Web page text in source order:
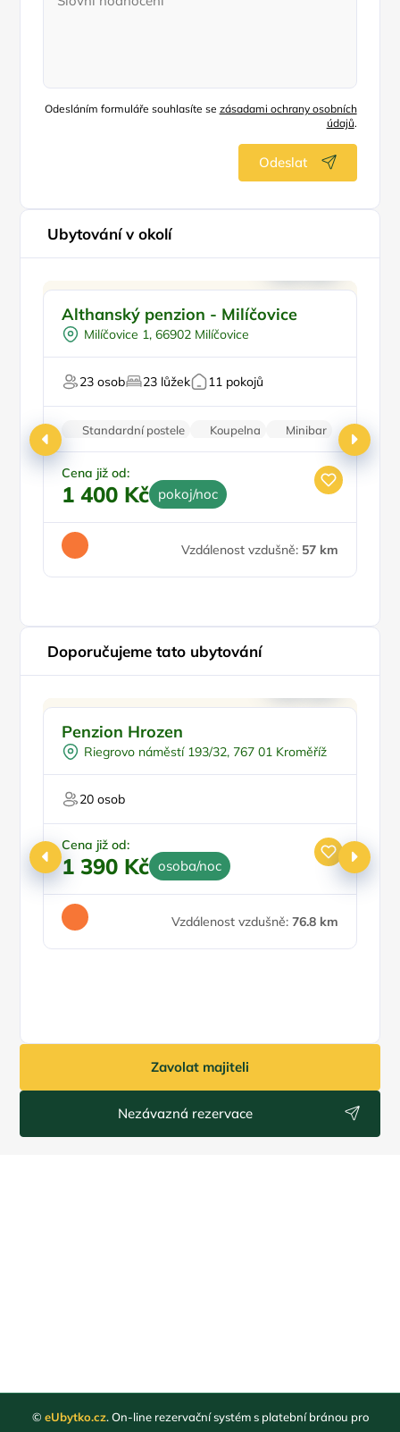
Odesláním formuláře souhlasíte se zásadami ochrany osobních
údajů.
Odeslat
Ubytování v okolí
Snídaně
Pro turisty
Althanský penzion - Milíčovice
Milíčovice 1, 66902 Milíčovice
23 osob 23 lůžek 11 pokojů
Standardní postele Koupelna
Minibar
Parkování zdarma
Cena již od:
1 400 Kč pokoj/noc
Vzdálenost vzdušně: 57 km
Doporučujeme tato ubytování
Penzion Hrozen
Riegrovo náměstí 193/32, 767 01 Kroměříž
20 osob
Cena již od:
1 390 Kč osoba/noc
Vzdálenost vzdušně: 76.8 km
Zavolat majiteli
Nezávazná rezervace
© eUbytko.cz. On-line rezervační systém s platební bránou pro